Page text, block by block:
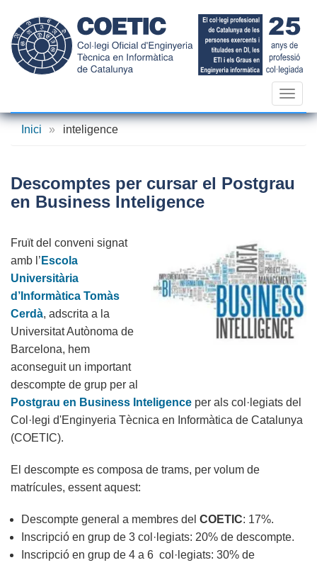
contingut
Inici
» inteligence
Descomptes per cursar el Postgrau
en Business Inteligence
Fruït del conveni signat
amb l’ Escola
Universitària
d’Informàtica Tomàs
Cerdà, adscrita a la
Universitat Autònoma de
Barcelona, hem
aconseguit un important
descompte de grup per al
Postgrau en Business Inteligence per als col·legiats del
Col·legi d'Enginyeria Tècnica en Informàtica de Catalunya
(COETIC).
El descompte es composa de trams, per volum de
matrícules, essent aquest:
Descompte general a membres del COETIC: 17%.
Inscripció en grup de 3 col·legiats: 20% de descompte.
Inscripció en grup de 4 a 6 col·legiats: 30% de